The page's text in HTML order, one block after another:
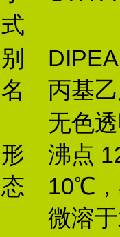
式
别
名
丙基
形
态
无色
沸点
10℃，
微溶